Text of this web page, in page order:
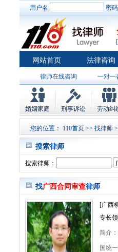
用户名 密码
网站首页 法律咨询
律师在线咨询 一对一
婚姻家庭 刑事诉讼 劳动纠
您的位置： 110首页 >> 找律师
搜索律师
搜索律师：
找广西合同审查律师
[广西
专长
简介
国统